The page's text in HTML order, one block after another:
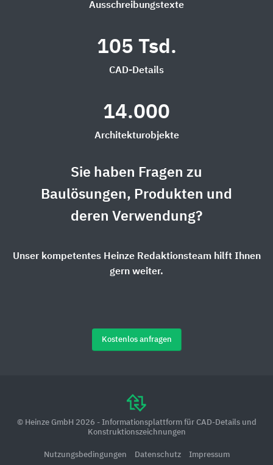
Ausschreibungstexte
105 Tsd.
CAD-Details
14.000
Architekturobjekte
Sie haben Fragen zu
Baulösungen, Produkten und
deren Verwendung?
Unser kompetentes Heinze Redaktionsteam hilft Ihnen
gern weiter.
Kostenlos anfragen
© Heinze GmbH 2026 - Informationsplattform für CAD-Details und
Konstruktionszeichnungen
Nutzungsbedingungen Datenschutz Impressum